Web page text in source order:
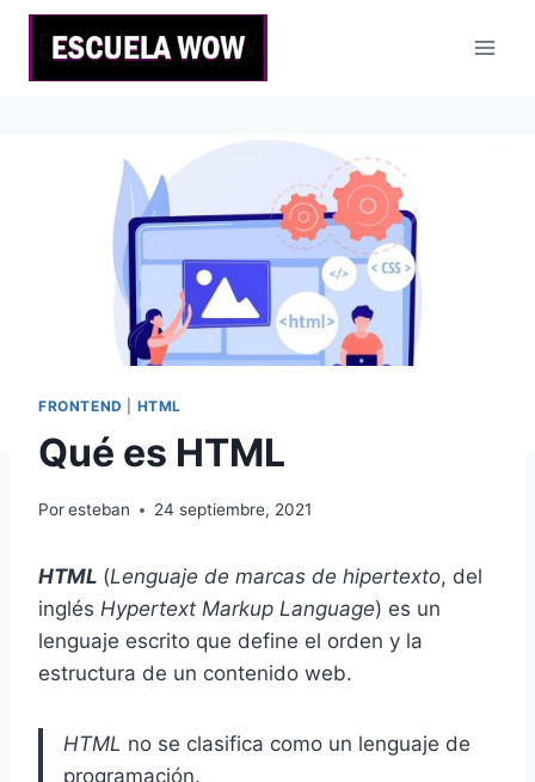
Saltar
contenido
FRONTEND HTML
Qué es HTML
Poresteban 24 septiembre, 2021
HTML (Lenguaje de marcas de hipertexto, del
inglés Hypertext Markup Language) es un
lenguaje escrito que define el orden y la
estructura de un contenido web.
HTML no se clasifica como un lenguaje de
programación.